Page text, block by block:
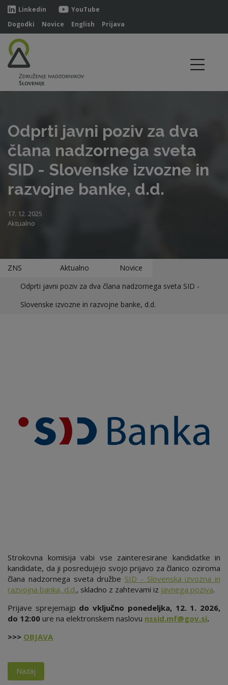
Linkedin
YouTube
Dogodki
Novice English Prijava
Odprti javni poziv za dva
člana nadzornega sveta
SID - Slovenske izvozne in
razvojne banke, d.d.
17. 12. 2025
Aktualno
ZNS Aktualno
Novice
Odprti javni poziv za dva člana nadzornega sveta SID -
Slovenske izvozne in razvojne banke, d.d.
Strokovna komisija vabi vse zainteresirane kandidatke in
kandidate, da ji posredujejo svojo prijavo za članico oziroma
člana nadzornega sveta družbe SID - Slovenska izvozna in
razvojna banka, d.d., skladno z zahtevami iz javnega poziva.
Prijave sprejemajp do vključno ponedeljka, 12. 1. 2026,
do 12:00 ure na elektronskem naslovu nssid.mf@gov.si.
>>> OBJAVA
Nazaj